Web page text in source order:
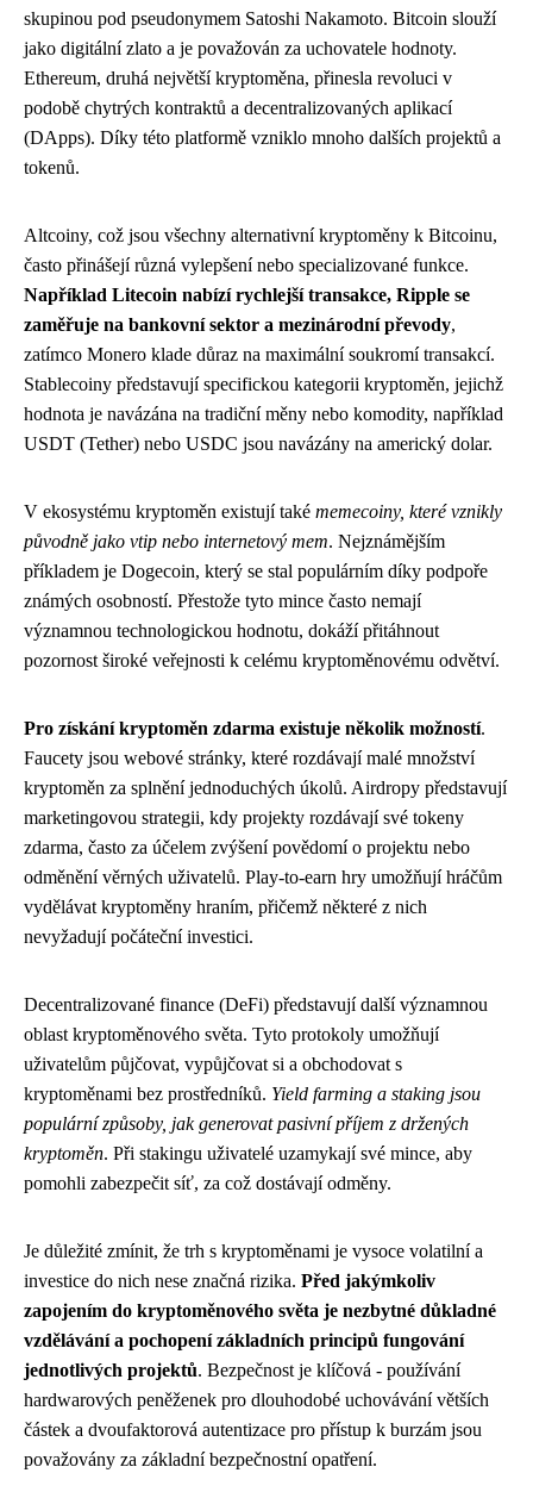
skupinou pod pseudonymem Satoshi Nakamoto. Bitcoin slouží
jako digitální zlato a je považován za uchovatele hodnoty.
Ethereum, druhá největší kryptoměna, přinesla revoluci v
podobě chytrých kontraktů a decentralizovaných aplikací
(DApps). Díky této platformě vzniklo mnoho dalších projektů a
tokenů.
Altcoiny, což jsou všechny alternativní kryptoměny k Bitcoinu,
často přinášejí různá vylepšení nebo specializované funkce.
Například Litecoin nabízí rychlejší transakce, Ripple se
zaměřuje na bankovní sektor a mezinárodní převody,
zatímco Monero klade důraz na maximální soukromí transakcí.
Stablecoiny představují specifickou kategorii kryptoměn, jejichž
hodnota je navázána na tradiční měny nebo komodity, například
USDT (Tether) nebo USDC jsou navázány na americký dolar.
V ekosystému kryptoměn existují také memecoiny, které vznikly
původně jako vtip nebo internetový mem. Nejznámějším
příkladem je Dogecoin, který se stal populárním díky podpoře
známých osobností. Přestože tyto mince často nemají
významnou technologickou hodnotu, dokáží přitáhnout
pozornost široké veřejnosti k celému kryptoměnovému odvětví.
Pro získání kryptoměn zdarma existuje několik možností.
Faucety jsou webové stránky, které rozdávají malé množství
kryptoměn za splnění jednoduchých úkolů. Airdropy představují
marketingovou strategii, kdy projekty rozdávají své tokeny
zdarma, často za účelem zvýšení povědomí o projektu nebo
odměnění věrných uživatelů. Play-to-earn hry umožňují hráčům
vydělávat kryptoměny hraním, přičemž některé z nich
nevyžadují počáteční investici.
Decentralizované finance (DeFi) představují další významnou
oblast kryptoměnového světa. Tyto protokoly umožňují
uživatelům půjčovat, vypůjčovat si a obchodovat s
kryptoměnami bez prostředníků. Yield farming a staking jsou
populární způsoby, jak generovat pasivní příjem z držených
kryptoměn. Při stakingu uživatelé uzamykají své mince, aby
pomohli zabezpečit síť, za což dostávají odměny.
Je důležité zmínit, že trh s kryptoměnami je vysoce volatilní a
investice do nich nese značná rizika. Před jakýmkoliv
zapojením do kryptoměnového světa je nezbytné důkladné
vzdělávání a pochopení základních principů fungování
jednotlivých projektů. Bezpečnost je klíčová - používání
hardwarových peněženek pro dlouhodobé uchovávání větších
částek a dvoufaktorová autentizace pro přístup k burzám jsou
považovány za základní bezpečnostní opatření.